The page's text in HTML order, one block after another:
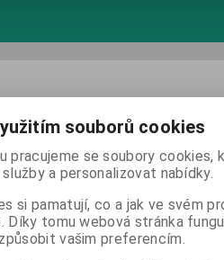
přihlášeným registrovaným
souborů cookies
pracujeme se soubory cookies,
a personalizovat nabídky.
si pamatují, co a jak ve svém
Díky tomu webová stránka
vašim preferencím.